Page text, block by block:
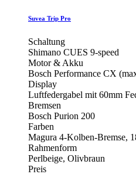
Suvea Trip Pro
Schaltung
Shimano CUES 9-speed
Motor & Akku
Bosch Performance CX
Display
Luftfedergabel mit 60mm
Bremsen
Bosch Purion 200
Farben
Magura 4-Kolben-Bremse,
Rahmenform
Perlbeige, Olivbraun
Preis